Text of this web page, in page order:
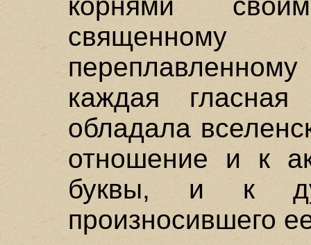
каждая
обладала
отношение и к
буквы, и к
произносившего